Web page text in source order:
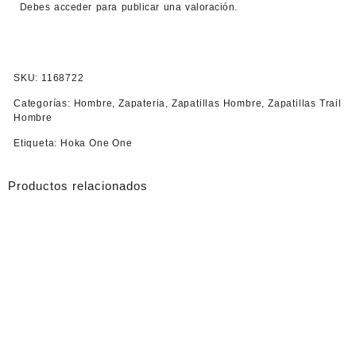
Debesacceder para publicar una valoración.
SKU: 1168722
Categorías: Hombre,Zapateria, Zapatillas Hombre,Zapatillas Trail
Hombre
Etiqueta: Hoka One One
Productos relacionados